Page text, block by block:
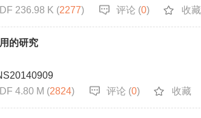
236.98 K (2277) 评论 (0) 收藏
的研究
4.80 M (2824) 评论 (0) 收藏